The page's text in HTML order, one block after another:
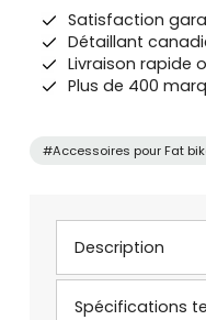
Satisfaction
Détaillant
Livraison rapide
Plus de 400
#Accessoires pour Fat
Description
Spécifications